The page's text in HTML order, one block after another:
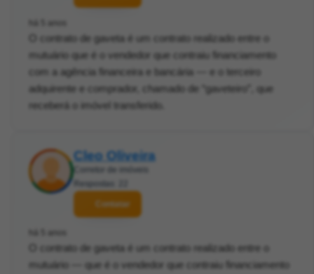
há 5 anos
O contrato de gaveta é um contrato realizado entre o
mutuário que é o vendedor que contraiu financiamento
com a agência financeira e bancária — e o terceiro
adquirente e comprador, chamado de “gaveteiro”, que
receberá o imóvel transferido.
Cleo Oliveira
Corretor de imóveis
Respostas: 22
Contatar
há 5 anos
O contrato de gaveta é um contrato realizado entre o
mutuário — que é o vendedor que contraiu financiamento